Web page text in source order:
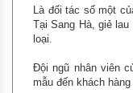
Là đối tác số một
Tại Sang Hà, giẻ
loại.
Đội ngũ nhân viên
mẫu đến khách hàng